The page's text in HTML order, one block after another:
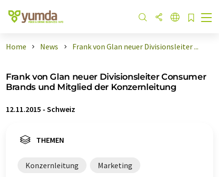
Home News Frank von Glan neuer Divisionsleiter ...
Frank von Glan neuer Divisionsleiter Consumer
Brands und Mitglied der Konzernleitung
12.11.2015 - Schweiz
THEMEN
Konzernleitung Marketing